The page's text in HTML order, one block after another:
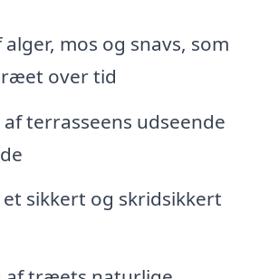
alger, mos og snavs, som
over tid
terrasseens udseende
et sikkert og skridsikkert